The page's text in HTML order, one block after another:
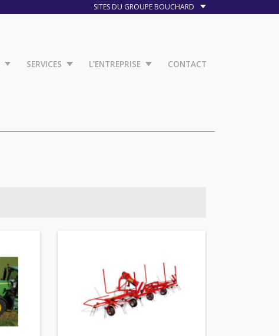
SITES DU GROUPE BOUCHARD
SERVICES L’ENTREPRISE CONTACT